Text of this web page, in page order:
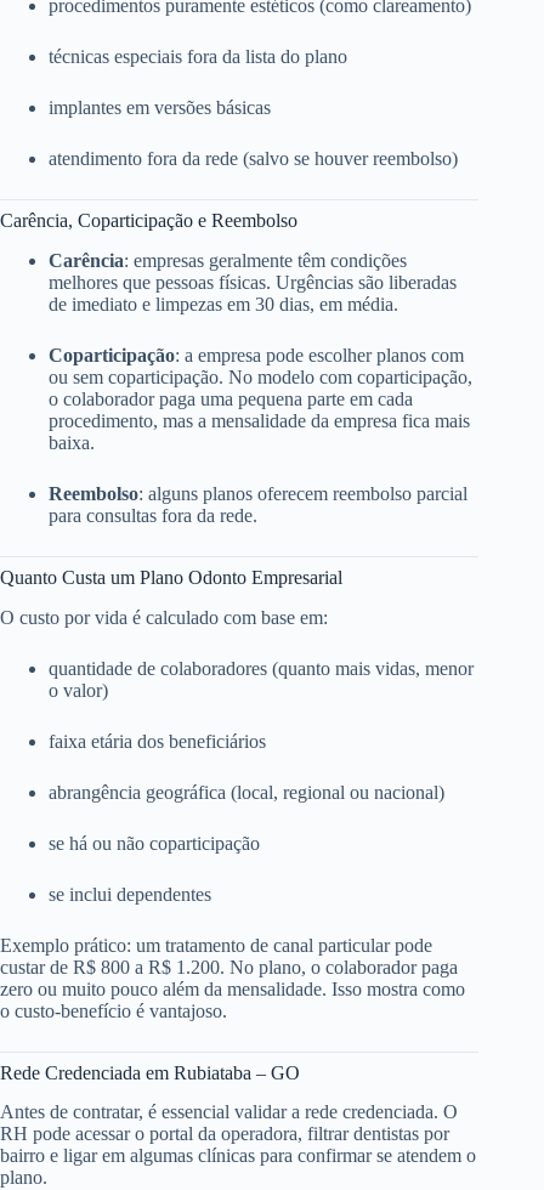
procedimentos puramente estéticos (como clareamento)
técnicas especiais fora da lista do plano
implantes em versões básicas
atendimento fora da rede (salvo se houver reembolso)
Carência, Coparticipação e Reembolso
Carência: empresas geralmente têm condições
melhores que pessoas físicas. Urgências são liberadas
de imediato e limpezas em 30 dias, em média.
Coparticipação: a empresa pode escolher planos com
ou sem coparticipação. No modelo com coparticipação,
o colaborador paga uma pequena parte em cada
procedimento, mas a mensalidade da empresa fica mais
baixa.
Reembolso: alguns planos oferecem reembolso parcial
para consultas fora da rede.
Quanto Custa um Plano Odonto Empresarial
O custo por vida é calculado com base em:
quantidade de colaboradores (quanto mais vidas, menor
o valor)
faixa etária dos beneficiários
abrangência geográfica (local, regional ou nacional)
se há ou não coparticipação
se inclui dependentes
Exemplo prático: um tratamento de canal particular pode
custar de R$ 800 a R$ 1.200. No plano, o colaborador paga
zero ou muito pouco além da mensalidade. Isso mostra como
o custo-benefício é vantajoso.
Rede Credenciada em Rubiataba – GO
Antes de contratar, é essencial validar a rede credenciada. O
RH pode acessar o portal da operadora, filtrar dentistas por
bairro e ligar em algumas clínicas para confirmar se atendem o
plano.